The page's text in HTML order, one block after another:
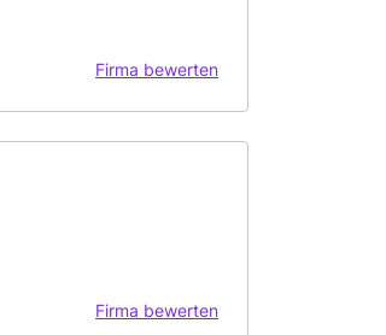
Firma bewerten
Firma bewerten